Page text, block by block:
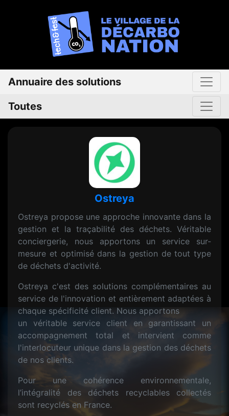
Annuaire des solutions
Toutes
Ostreya
Ostreya propose une approche innovante dans la
gestion et la traçabilité des déchets. Véritable
conciergerie, nous apportons un service sur-
mesure et optimisé dans la gestion de tout type
de déchets d'activité.
Ostreya c'est des solutions complémentaires au
service de l'innovation et entièrement adaptées à
chaque spécificité client. Nous apportons
un véritable service client en garantissant un
accompagnement total et intervient comme
l'interlocuteur unique dans la gestion des déchets
de nos clients.
Pour une cohérence environnementale,
l’intégralité des déchets recyclables collectés
sont recyclés en France.